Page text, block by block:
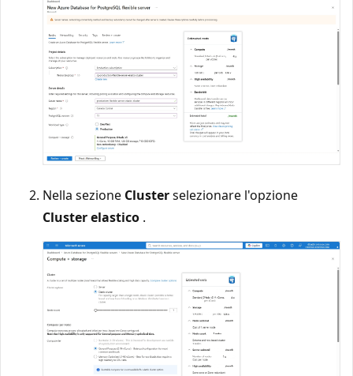
Nella sezione Clusterselezionare l'opzione
Cluster elastico .